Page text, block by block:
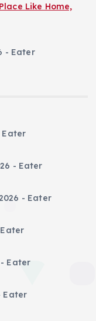
Like Home,
- Eater
Eater
- Eater
- Eater
- Eater
Eater